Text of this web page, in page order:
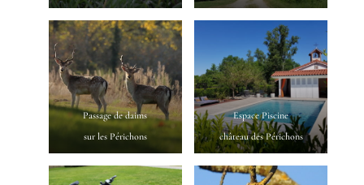
Passage de daims
sur les Périchons
Espace Piscine
château des Périchons